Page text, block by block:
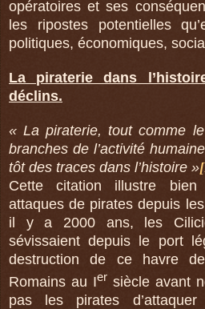
opératoires et ses
les ripostes potentielles
politiques, économiques,
La piraterie dans
déclins.
« La piraterie, tout comme
branches de l’activité
tôt des traces dans l’histoire »
Cette citation
illustre
attaques de pirates depuis
il y a 2000 ans, les
sévissaient depuis le port
destruction de ce havre
Romains au Ier siècle avant
pas les pirates d’attaquer